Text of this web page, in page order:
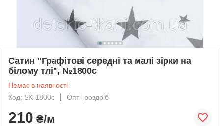
Сатин "Графітові середні та малі зірки на
білому тлі", №1800с
Немає в наявності
Код: SK-1800с
Опт і роздріб
210 ₴/м